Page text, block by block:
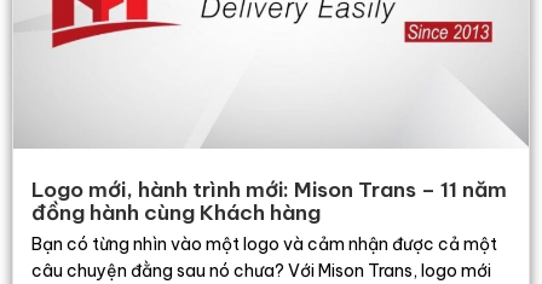
Logo mới, hành trình mới: Mison Trans – 11 năm
đồng hành cùng Khách hàng
Bạn có từng nhìn vào một logo và cảm nhận được cả một
câu chuyện đằng sau nó chưa? Với Mison Trans, logo mới